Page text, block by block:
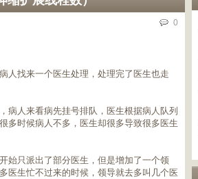
0
人找来一个医生处理，处理完了医生也走
病人来看病先挂号排队，医生根据病人队列
多时候病人不多，医生却很多导致很多医生
始只派出了部分医生，但是增加了一个领
医生忙不过来的时候，领导就去多叫几个医